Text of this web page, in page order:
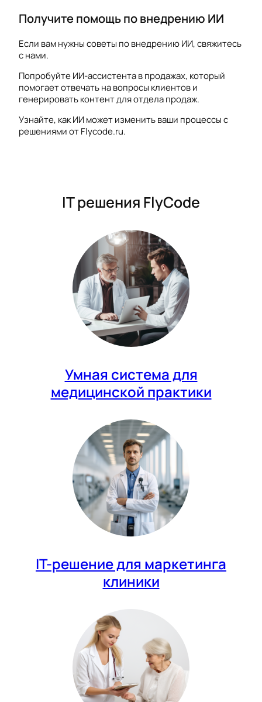
Получите помощь по внедрению ИИ
Если вам нужны советы по внедрению ИИ, свяжитесь
с нами.
Попробуйте ИИ-ассистента в продажах, который
помогает отвечать на вопросы клиентов и
генерировать контент для отдела продаж.
Узнайте, как ИИ может изменить ваши процессы с
решениями от Flycode.ru.
IT решения FlyCode
Умная система для
медицинской практики
IT-решение для маркетинга
клиники